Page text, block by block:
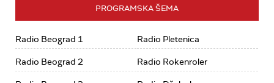
PROGRAMSKA ŠEMA
Radio Beograd 1
Radio Beograd 2
Radio Pletenica
Radio Rokenroler